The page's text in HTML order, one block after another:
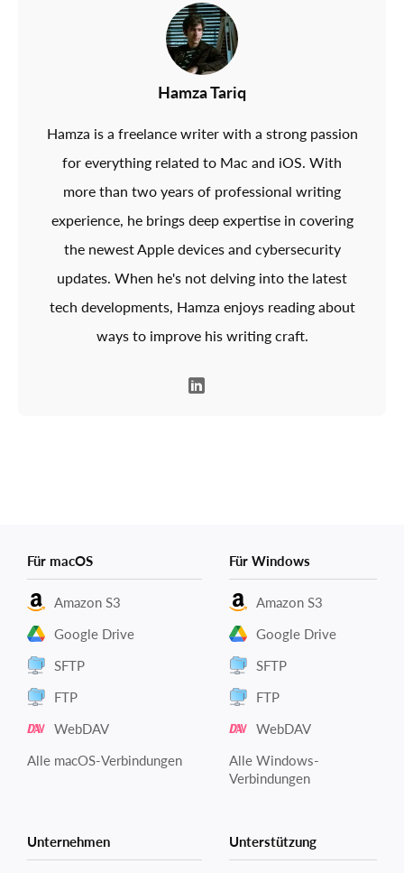
Hamza Tariq
Hamza is a freelance writer with a strong passion
for everything related to Mac and iOS. With
more than two years of professional writing
experience, he brings deep expertise in covering
the newest Apple devices and cybersecurity
updates. When he's not delving into the latest
tech developments, Hamza enjoys reading about
ways to improve his writing craft.
Für macOS
Amazon S3
Google Drive
SFTP
FTP
WebDAV
Alle macOS-Verbindungen
Für Windows
Amazon S3
Google Drive
SFTP
FTP
WebDAV
Alle Windows-
Verbindungen
Unternehmen Unterstützung